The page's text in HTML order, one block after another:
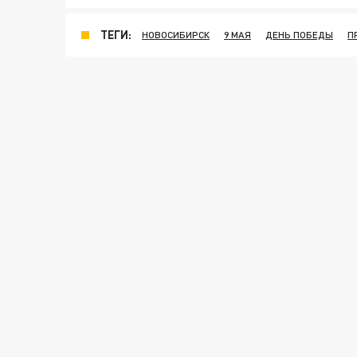
ТЕГИ: НОВОСИБИРСК 9 МАЯ ДЕНЬ ПОБЕДЫ